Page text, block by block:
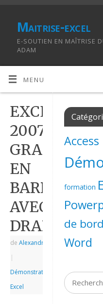
Maitrise-excel
E-SOUTIEN EN MAÎTRISE
ADAM
MENU
EXCEL
2007
GRAPHIQUE
EN
BARRE
AVEC
DRAPEAU
deAlexandre
|
Démonstrations
Excel
Access
formation
de bord
Word